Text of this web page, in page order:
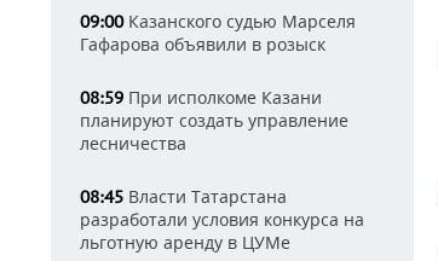
09:00Казанского судью Марселя
Гафарова объявили в розыск
08:59 При исполкоме Казани
планируют создать управление
лесничества
08:45 Власти Татарстана
разработали условия конкурса на
льготную аренду в ЦУМе